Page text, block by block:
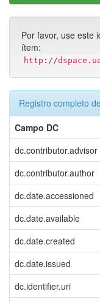
Por favor, use este
ítem:
http://
Registro completo
Campo DC
dc.contributor.advisor
dc.contributor.author
dc.date.accessioned
dc.date.available
dc.date.created
dc.date.issued
dc.identifier.uri